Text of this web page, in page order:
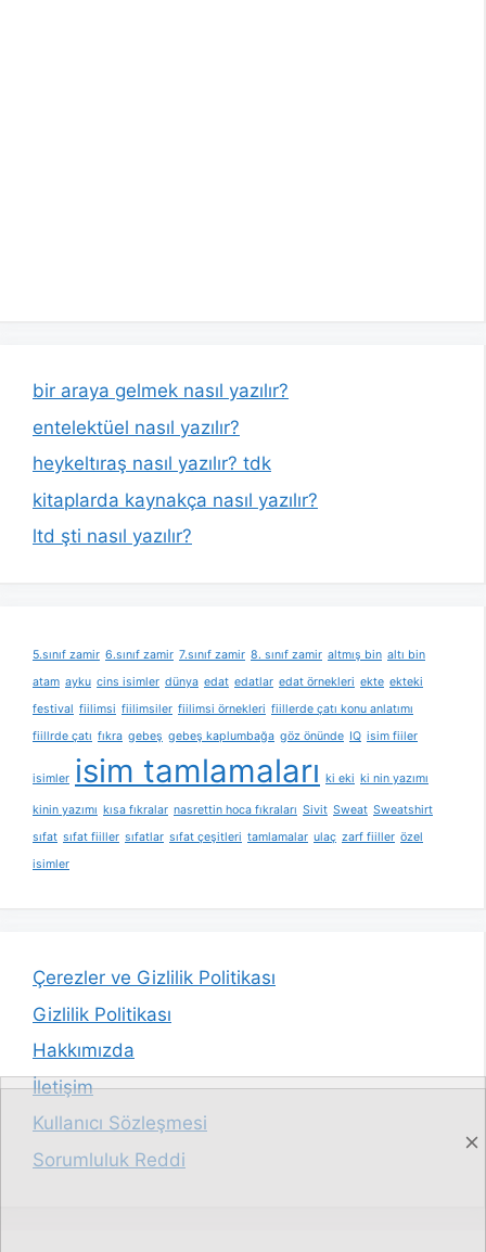
bir araya gelmek nasıl yazılır?
entelektüel nasıl yazılır?
heykeltıraş nasıl yazılır? tdk
kitaplarda kaynakça nasıl yazılır?
ltd şti nasıl yazılır?
5.sınıf zamir 6.sınıf zamir 7.sınıf zamir 8. sınıf zamir altmış bin altı bin
atam ayku cins isimler dünya edat edatlar edat örnekleri ekte ekteki
festival fiilimsi fiilimsiler fiilimsi örnekleri fiillerde çatı konu anlatımı
fiillrde çatı fıkra gebeş gebeş kaplumbağa göz önünde IQ isim fiiler
isimler isim tamlamaları ki eki ki nin yazımı
kinin yazımı kısa fıkralar nasrettin hoca fıkraları Sivit Sweat Sweatshirt
sıfat sıfat fiiller sıfatlar sıfat çeşitleri tamlamalar ulaç zarf fiiller özel
isimler
Çerezler ve Gizlilik Politikası
Gizlilik Politikası
Hakkımızda
İletişim
Kullanıcı Sözleşmesi
Sorumluluk Reddi